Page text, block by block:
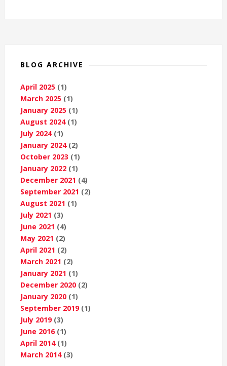
BLOG ARCHIVE
April 2025 (1)
March 2025 (1)
January 2025 (1)
August 2024(1)
July 2024(1)
January 2024(2)
October 2023 (1)
January 2022(1)
December 2021 (4)
September 2021 (2)
August 2021 (1)
July 2021 (3)
June 2021 (4)
May 2021 (2)
April 2021 (2)
March 2021 (2)
January 2021 (1)
December 2020(2)
January 2020(1)
September 2019(1)
July 2019(3)
June 2016(1)
April 2014(1)
March 2014(3)